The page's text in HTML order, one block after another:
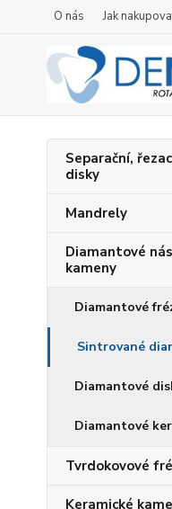
O nás Jak
Separační,
disky
Mandrely
Diamantové
kameny
Diamantové
Sintrované
Diamantové
Diamantové
Tvrdokovové
Keramické